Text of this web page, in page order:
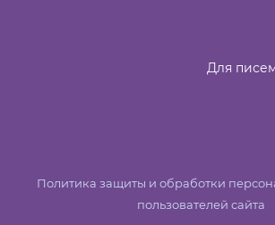
Для
Политика защиты и обработки
пользователей сайта